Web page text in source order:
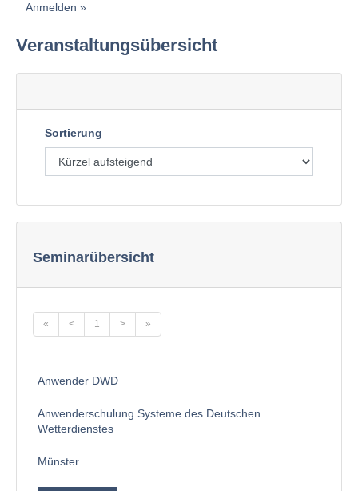
Anmelden
Veranstaltungsübersicht
Sortierung
Seminarübersicht
« < 1 > »
Anwender DWD
Anwenderschulung Systeme des Deutschen
Wetterdienstes
Münster